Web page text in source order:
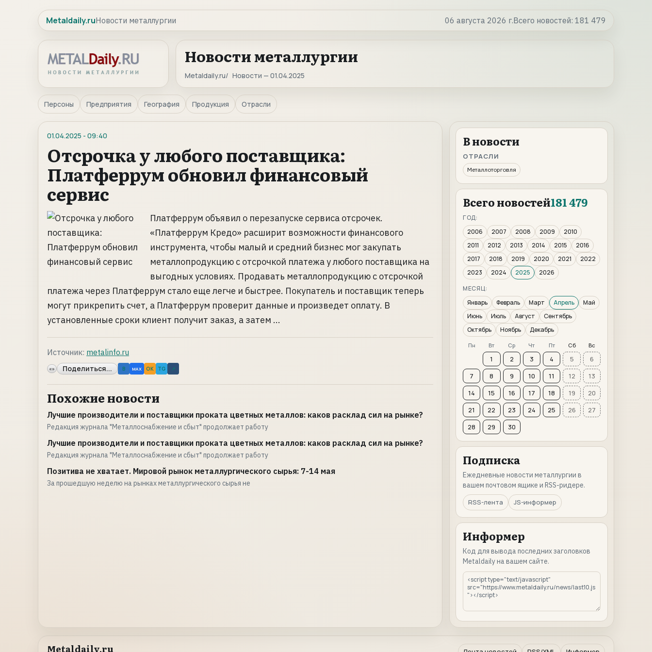
Metaldaily.ruНовости металлургии 06 августа 2026 г.Всего новостей: 181 479
Новости металлургии
Metaldaily.ru Новости — 01.04.2025
Персоны Предприятия География Продукция Отрасли
01.04.2025 - 09:40
Отсрочка у любого поставщика:
Платферрум обновил финансовый
сервис
Платферрум объявил о перезапуске сервиса отсрочек.
«Платферрум Кредо» расширит возможности финансового
инструмента, чтобы малый и средний бизнес мог закупать
металлопродукцию с отсрочкой платежа у любого поставщика на
выгодных условиях. Продавать металлопродукцию с отсрочкой
платежа через Платферрум стало еще легче и быстрее. Покупатель и поставщик теперь
могут прикрепить счет, а Платферрум проверит данные и произведет оплату. В
установленные сроки клиент получит заказ, а затем ...
Источник: metalinfo.ru
«» Поделиться... B MAX OK TG ↗
Похожие новости
Лучшие производители и поставщики проката цветных металлов: каков расклад сил на рынке?
Редакция журнала "Металлоснабжение и сбыт" продолжает работу
Лучшие производители и поставщики проката цветных металлов: каков расклад сил на рынке?
Редакция журнала "Металлоснабжение и сбыт" продолжает работу
Позитива не хватает. Мировой рынок металлургического сырья: 7-14 мая
За прошедшую неделю на рынках металлургического сырья не
В новости
ОТРАСЛИ
Металлоторговля
Всего новостей181 479
ГОД:
2006
2007 2008 2009
2010
2011
2012 2013 2014 2015
2016
2017
2018 2019 2020 2021
2022
2023
2024 2025
2026
МЕСЯЦ:
Январь
Февраль Март Апрель
Май
Июнь
Июль Август
Сентябрь
Октябрь
Ноябрь Декабрь
Пн Вт Ср Чт Пт Сб Вс
1 2 3 4 5
6
7
8 9 10 11 12
13
14
15 16 17 18 19
20
21
22 23 24 25 26
27
28
29 30
Подписка
Ежедневные новости металлургии в
вашем почтовом ящике и RSS-ридере.
RSS-лента
JS-информер
Информер
Код для вывода последних заголовков
Metaldaily на вашем сайте.
Metaldaily.ru